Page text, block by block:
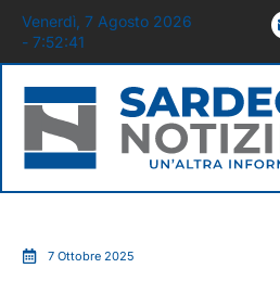
Venerdì, 7 Agosto 2026
- 7:52:42
7 Ottobre 2025